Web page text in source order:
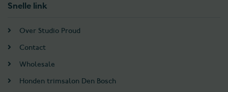
Snelle link
Over Studio Proud
Contact
Wholesale
Honden trimsalon Den Bosch